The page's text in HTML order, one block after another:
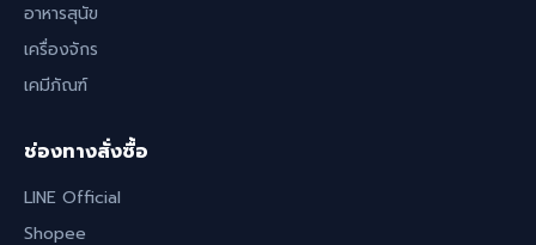
อาหารสุนัข
เครื่องจักร
เคมีภัณฑ์
ช่องทางสั่งซื้อ
LINE Official
Shopee